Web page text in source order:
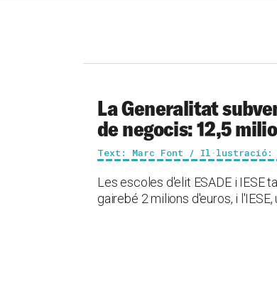
La Generalitat
de negocis: 12,5
Text: Marc Font / Il·lustració:
Les escoles d'elit ESADE i IESE
gairebé 2 milions d'euros, i